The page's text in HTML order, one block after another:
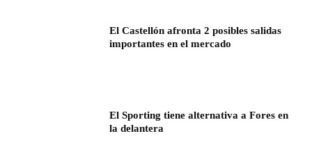
El Castellón afronta 2 posibles salidas
importantes en el mercado
El Sporting tiene alternativa a Fores en
la delantera